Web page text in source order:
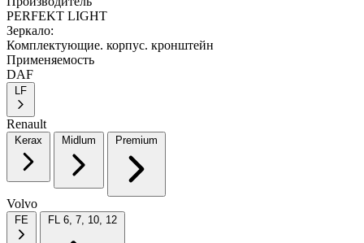
PERFEKT LIGHT
Зеркало:
Комплектующие. корпус. кронштейн
Применяемость
DAF
Renault
Volvo